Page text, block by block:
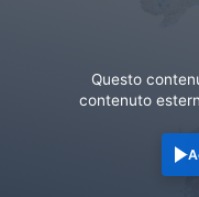
Questo
contenuto